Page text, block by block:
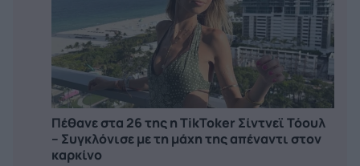
Πέθανε στα 26 της η TikToker Σίντνεϊ Τόουλ
– Συγκλόνισε με τη μάχη της απέναντι στον
καρκίνο